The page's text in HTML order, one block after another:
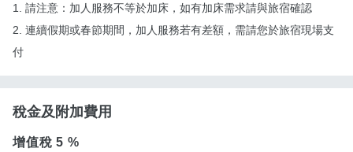
1. 請注意：加人服務不等於加床，如有加床需求請與旅宿確認
2. 連續假期或春節期間，加人服務若有差額，需請您於旅宿現場支
付
稅金及附加費用
增值稅5 %